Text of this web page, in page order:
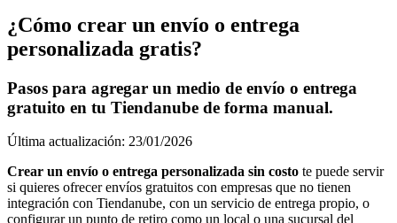
¿Cómo crear un envío o entrega
personalizada gratis?
Pasos para agregar un medio de envío o entrega
gratuito en tu Tiendanube de forma manual.
Última actualización: 23/01/2026
Crear un envío o entrega personalizada sin costo te puede servir
si quieres ofrecer envíos gratuitos con empresas que no tienen
integración con Tiendanube, con un servicio de entrega propio, o
configurar un punto de retiro como un local o una sucursal del